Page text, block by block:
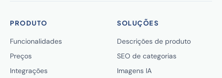
PRODUTO
Funcionalidades
Preços
Integrações
SOLUÇÕES
Descrições de produto
SEO de categorias
Imagens IA